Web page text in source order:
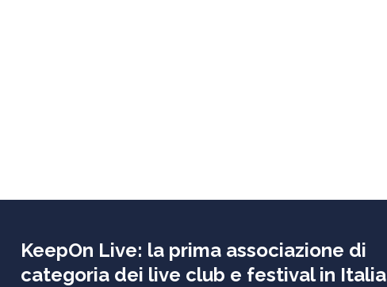
KeepOn Live: la prima associazione di
categoria dei live club e festival in Italia